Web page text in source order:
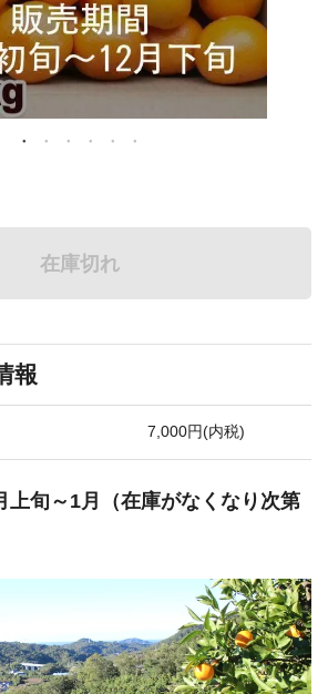
在庫切れ
報
7,000円(内税)
上旬～1月（在庫がなくなり次第